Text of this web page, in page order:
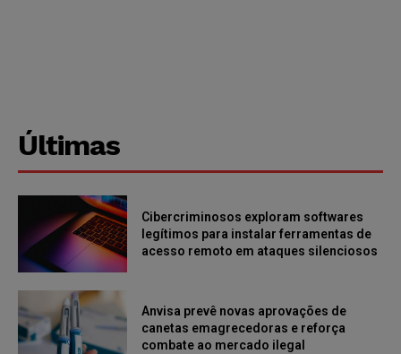
Últimas
Cibercriminosos exploram softwares
legítimos para instalar ferramentas de
acesso remoto em ataques silenciosos
Anvisa prevê novas aprovações de
canetas emagrecedoras e reforça
combate ao mercado ilegal